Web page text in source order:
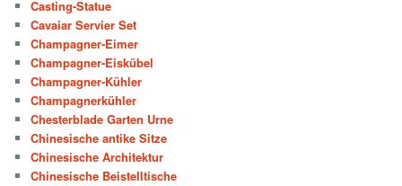
Casting-Statue
Cavaiar Servier Set
Champagner-Eimer
Champagner-Eiskübel
Champagner-Kühler
Champagnerkühler
Chesterblade Garten Urne
Chinesische antike Sitze
Chinesische Architektur
Chinesische Beistelltische